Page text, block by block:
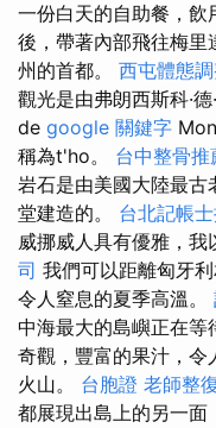
一份白天的自助餐，飲
後，帶著內部飛往梅里
州的首都。 西屯體態
觀光是由弗朗西斯科·
de google 關鍵字
稱為t'ho。 台中整骨推
岩石是由美國大陸最古
堂建造的。 台北記帳
威挪威人具有優雅，我
司 我們可以距離匈牙
令人窒息的夏季高溫。
中海最大的島嶼正在等
奇觀，豐富的果汁，令
火山。 台胞證 老師整
都展現出島上的另一面